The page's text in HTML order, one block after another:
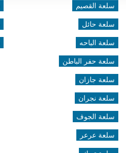
سلعة القصيم
سلعة حائل
سلعة الباحه
سلعة حفر الباطن
سلعة جازان
سلعة نجران
سلعة الجوف
سلعة عرعر